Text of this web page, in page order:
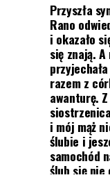
Przyszła
Rano
i okazało
się znają.
razem z
awanturę.
i mój mąż
ślubie i
samochód
ślub się nie